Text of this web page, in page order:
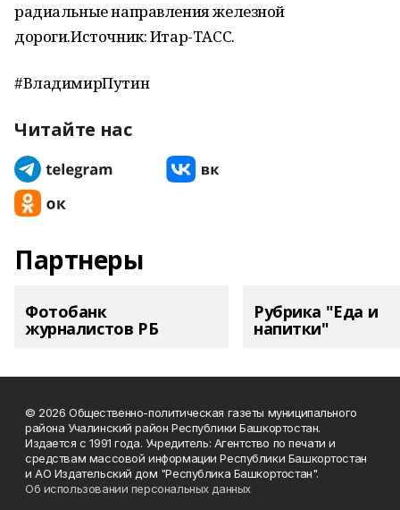
радиальные направления железной
дороги.Источник: Итар-ТАСС.
#ВладимирПутин
Читайте нас
Партнеры
Фотобанк
журналистов РБ
Рубрика "Еда и
напитки"
© 2026 Общественно-политическая газеты муниципального
района Учалинский район Республики Башкортостан.
Издается с 1991 года. Учредитель: Агентство по печати и
средствам массовой информации Республики Башкортостан
и АО Издательский дом "Республика Башкортостан".
Об использовании персональных данных